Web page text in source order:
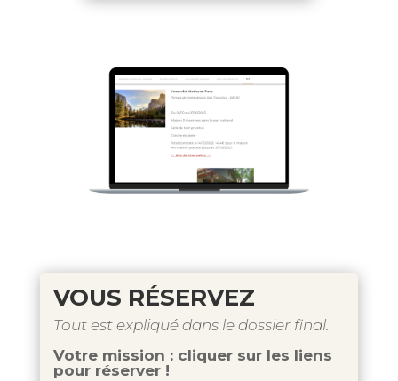
VOUS RÉSERVEZ
Tout est expliqué dans le dossier final.
Votre mission : cliquer sur les liens
pour réserver !